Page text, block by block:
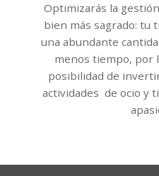
Optimizarás la
bien más sagrado: tu
una abundante
menos tiempo, por
posibilidad de
actividades de ocio y